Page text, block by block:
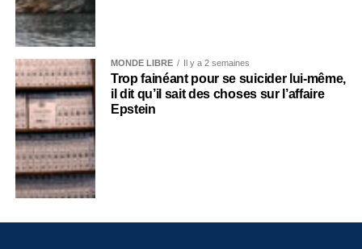
MONDE LIBRE Il y a 2 semaines
Trop fainéant pour se suicider lui-même,
il dit qu’il sait des choses sur l’affaire
Epstein